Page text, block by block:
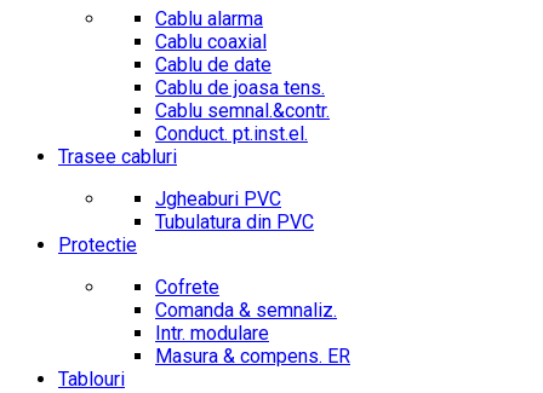
Cablu alarma
Cablu coaxial
Cablu de date
Cablu de joasa tens.
Cablu semnal.&contr.
Conduct. pt.inst.el.
Trasee cabluri
Jgheaburi PVC
Tubulatura din PVC
Protectie
Cofrete
Comanda & semnaliz.
Intr. modulare
Masura & compens. ER
Tablouri